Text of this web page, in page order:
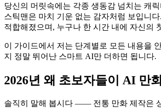
당신의 머릿속에는 각종 생동감 넘치는 캐
스틱맨은 마치 기운 없는 감자처럼 보입니
적합해졌으며, 누구나 한 시간 내에 자신의
이 가이드에서 저는 단계별로 모든 내용을
지 정말 뛰어난 스마트 AI만 더하면 됩니다.
2026년 왜 초보자들이 AI 만
솔직히 말해 봅시다 —— 전통 만화 제작은